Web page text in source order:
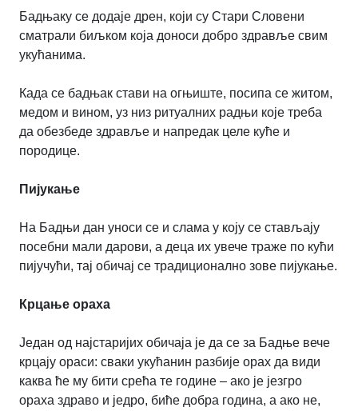
Бадњаку се додаје дрен, који су Стари Словени
сматрали биљком која доноси добро здравље свим
укућанима.
Када се бадњак стави на огњиште, посипа се житом,
медом и вином, уз низ ритуалних радњи које треба
да обезбеде здравље и напредак целе куће и
породице.
Пијукање
На Бадњи дан уноси се и слама у коју се стављају
посебни мали дарови, а деца их увече траже по кући
пијучући, тај обичај се традиционално зове пијукање.
Крцање ораха
Један од најстаријих обичаја је да се за Бадње вече
крцају ораси: сваки укућанин разбије орах да види
каква ће му бити срећа те године – ако је језгро
ораха здраво и једро, биће добра година, а ако не,